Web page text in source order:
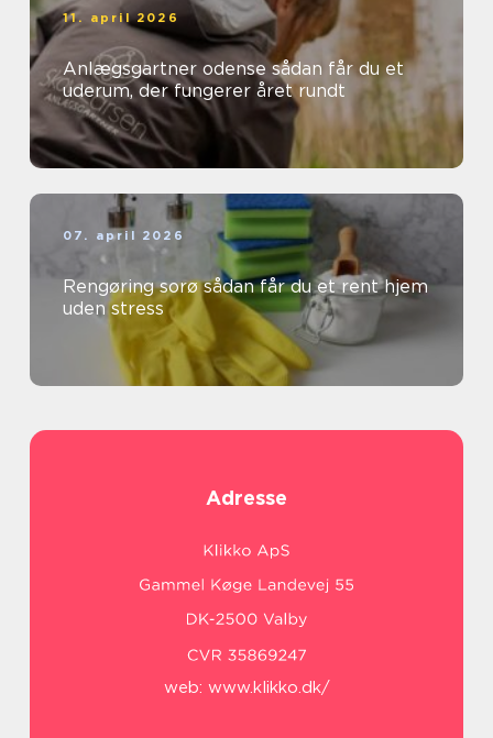
11. april 2026
Anlægsgartner odense sådan får du et
uderum, der fungerer året rundt
07. april 2026
Rengøring sorø sådan får du et rent hjem
uden stress
Adresse
web: www.klikko.dk/